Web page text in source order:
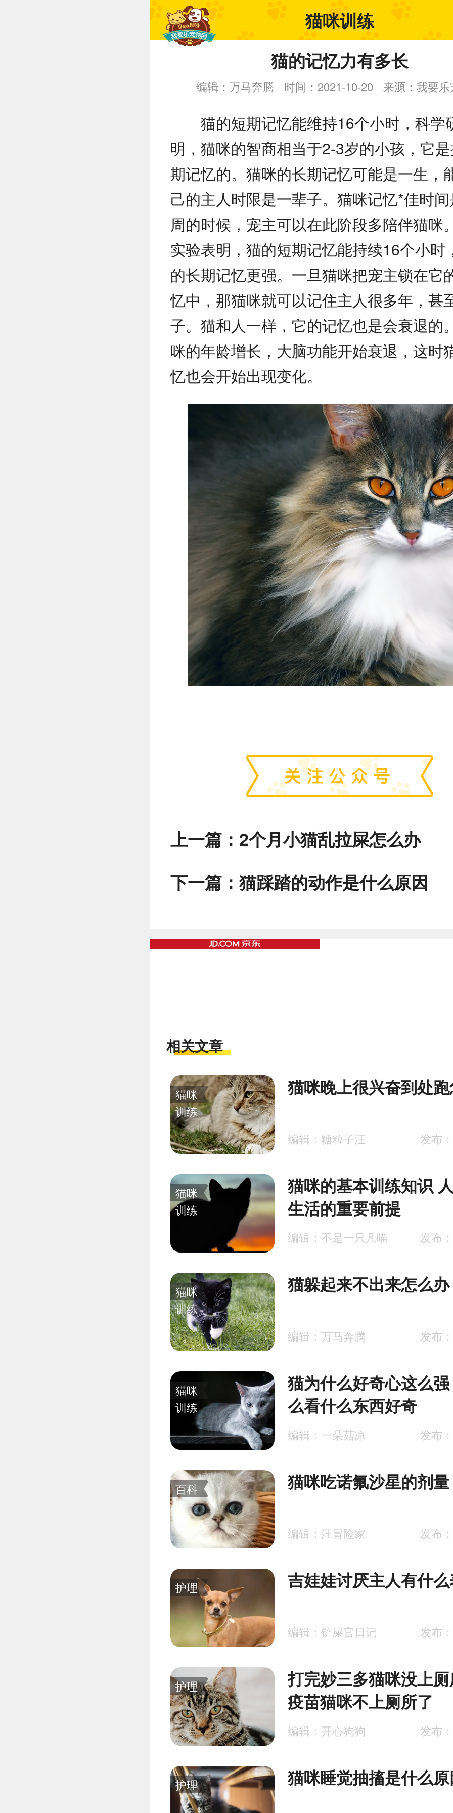
猫咪训练
猫的记忆力有多长
编辑：万马奔腾 时间：2021-10-20 来源：我要
猫的短期记忆能维持16个小时，科学
明，猫咪的智商相当于2-3岁的小孩，它
期记忆的。猫咪的长期记忆可能是一生，
己的主人时限是一辈子。猫咪记忆*佳时
周的时候，宠主可以在此阶段多陪伴猫咪
实验表明，猫的短期记忆能持续16个小时
的长期记忆更强。一旦猫咪把宠主锁在它
忆中，那猫咪就可以记住主人很多年，甚
子。猫和人一样，它的记忆也是会衰退的
咪的年龄增长，大脑功能开始衰退，这时
忆也会开始出现变化。
上一篇： 2个月小猫乱拉屎怎么办
下一篇： 猫踩踏的动作是什么原因
相关文章
猫咪
训练
猫咪晚上很兴奋到处
编辑：糖粒子汪 发布
猫咪
训练
猫咪的基本训练知识
生活的重要前提
编辑：不是一只凡喵 发布
猫咪
训练
猫躲起来不出来怎么办
编辑：万马奔腾 发布
猫咪
训练
猫为什么好奇心这么
么看什么东西好奇
编辑：一朵菇凉 发布
百科 猫咪吃诺氟沙星的剂量
编辑：汪冒险家 发布
护理 吉娃娃讨厌主人有什
编辑：铲屎官日记 发布
护理
打完妙三多猫咪没上
疫苗猫咪不上厕所了
编辑：开心狗狗 发布
护理 猫咪睡觉抽搐是什么